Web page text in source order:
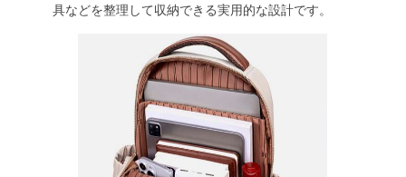
具などを整理して収納できる実用的な設計です。